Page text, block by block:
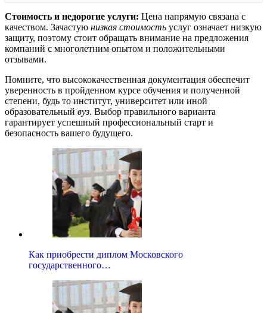
Стоимость и недорогие услуги: Цена напрямую связана с
качеством. Зачастую низкая стоимость услуг означает низкую
защиту, поэтому стоит обращать внимание на предложения
компаний с многолетним опытом и положительными
отзывами.
Помните, что высококачественная документация обеспечит
уверенность в пройденном курсе обучения и полученной
степени, будь то институт, университет или иной
образовательный вуз. Выбор правильного варианта
гарантирует успешный профессиональный старт и
безопасность вашего будущего.
Как приобрести диплом Московского
государственного…